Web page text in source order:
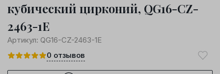
кубический цирконий, QG16-CZ-
2463-1E
Артикул: QG16-CZ-2463-1E
0 отзывов